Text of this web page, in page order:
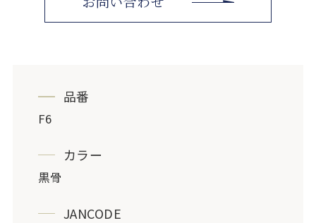
品番
F6
カラー
黒骨
JANCODE